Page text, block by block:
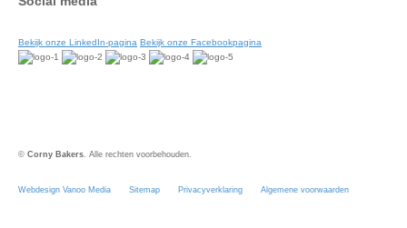
Bekijk onze LinkedIn-pagina Bekijk onze Facebookpagina
© Corny Bakers. Alle rechten voorbehouden.
Webdesign Vanoo Media Sitemap Privacyverklaring Algemene voorwaarden